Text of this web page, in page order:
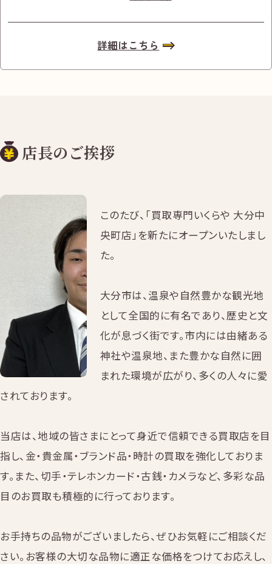
詳細はこちら
店長のご挨拶
このたび、「買取専門いくらや 大分中
央町店」を新たにオープンいたしまし
た。
大分市は、温泉や自然豊かな観光地
として全国的に有名であり、歴史と文
化が息づく街です。市内には由緒ある
神社や温泉地、また豊かな自然に囲
まれた環境が広がり、多くの人々に愛
されております。
当店は、地域の皆さまにとって身近で信頼できる買取店を目
指し、金・貴金属・ブランド品・時計の買取を強化しておりま
す。また、切手・テレホンカード・古銭・カメラなど、多彩な品
目のお買取も積極的に行っております。
お手持ちの品物がございましたら、ぜひお気軽にご相談くだ
さい。お客様の大切な品物に適正な価格をつけてお応えし、